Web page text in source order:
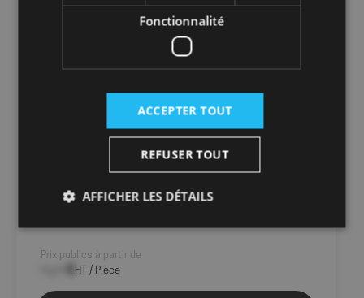
Interfix
Prix publics à partir de
HT / Pièce
Fonctionnalité
ACCEPTER TOUT
REFUSER TOUT
AFFICHER LES DÉTAILS
Strictement nécessaires